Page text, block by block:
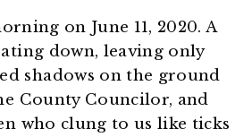
on June 11, 2020. A
down, leaving only
shadows on the ground
County Councilor, and
who clung to us like ticks